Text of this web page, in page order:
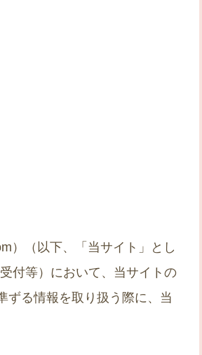
）（以下、「当サイト」とし
付等）において、当サイトの
ずる情報を取り扱う際に、当